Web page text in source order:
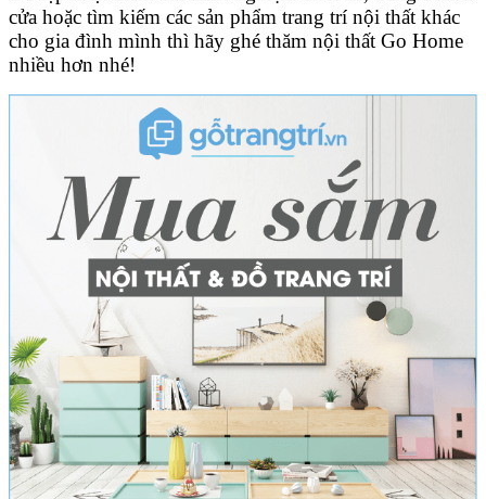
cửa hoặc tìm kiếm các sản phẩm trang trí nội thất khác
cho gia đình mình thì hãy ghé thăm nội thất Go Home
nhiều hơn nhé!